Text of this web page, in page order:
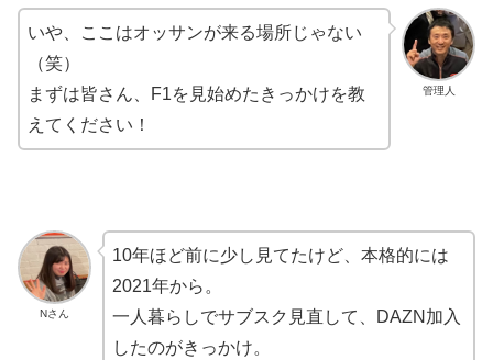
管理人
いや、ここはオッサンが来る場所じゃない
（笑）
まずは皆さん、F1を見始めたきっかけを教
えてください！
Nさん
10年ほど前に少し見てたけど、本格的には
2021年から。
一人暮らしでサブスク見直して、DAZN加入
したのがきっかけ。